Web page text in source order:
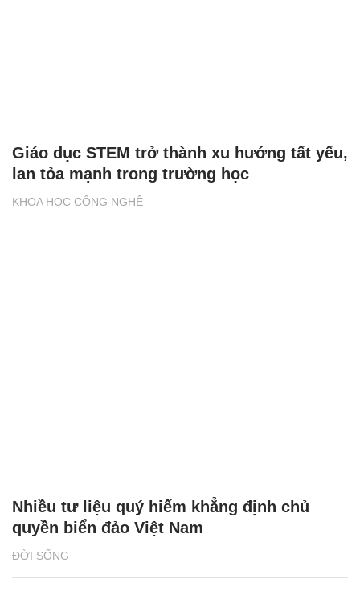
KHOA HỌC CÔNG NGHỆ
Giáo dục STEM trở thành xu hướng tất yếu,
lan tỏa mạnh trong trường học
ĐỜI SỐNG
Nhiều tư liệu quý hiếm khẳng định chủ
quyền biển đảo Việt Nam